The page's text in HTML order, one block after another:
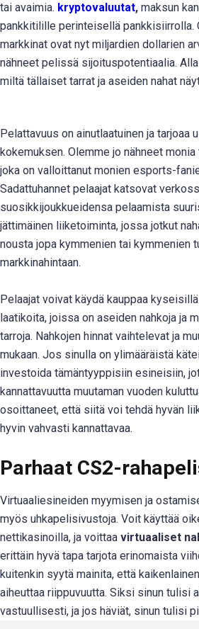
tai avaimia. kryptovaluutat, maksun
pankkitilille perinteisellä pankkisiirrolla.
markkinat ovat nyt miljardien dollarien
nähneet pelissä sijoituspotentiaalia.
miltä tällaiset tarrat ja aseiden nahat
Pelattavuus on ainutlaatuinen ja tarjoaa
kokemuksen. Olemme jo nähneet
joka on valloittanut monien esports-
Sadattuhannet pelaajat katsovat
suosikkijoukkueidensa pelaamista
jättimäinen liiketoiminta, jossa jotkut
nousta jopa kymmenien tai kymmenien
markkinahintaan.
Pelaajat voivat käydä kauppaa
laatikoita, joissa on aseiden nahkoja ja
tarroja. Nahkojen hinnat vaihtelevat ja
mukaan. Jos sinulla on ylimääräistä
investoida tämäntyyppisiin esineisiin,
kannattavuutta muutaman vuoden
osoittaneet, että siitä voi tehdä hyvän
hyvin vahvasti kannattavaa.
Parhaat CS2-
Virtuaaliesineiden myymisen ja
myös uhkapelisivustoja. Voit käyttää
nettikasinoilla, ja voittaa virtuaaliset
erittäin hyvä tapa tarjota erinomaista
kuitenkin syytä mainita, että
aiheuttaa riippuvuutta. Siksi sinun tulisi
vastuullisesti, ja jos häviät, sinun tulisi